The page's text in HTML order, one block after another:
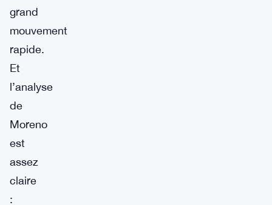
grand
mouvement
rapide.
Et
l’analyse
de
Moreno
est
assez
claire
: